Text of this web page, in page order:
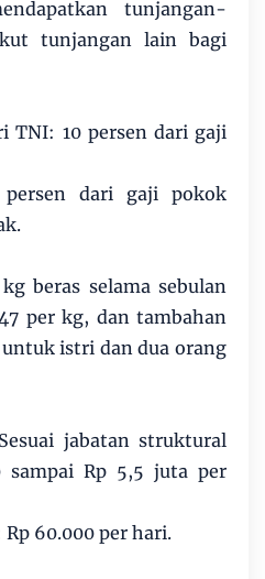
tunjangan-
tunjangan lain bagi
TNI: 10 persen dari gaji
dari gaji pokok
beras selama sebulan
per kg, dan tambahan
istri dan dua orang
jabatan struktural
sampai Rp 5,5 juta per
60.000 per hari.